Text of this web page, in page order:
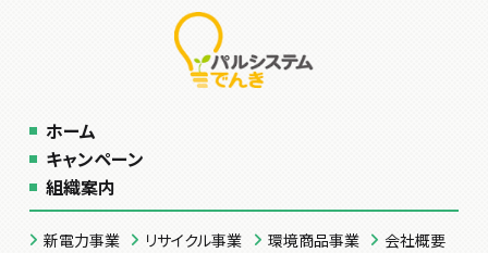
ホーム
キャンペーン
組織案内
新電力事業 リサイクル事業 環境商品事業 会社概要